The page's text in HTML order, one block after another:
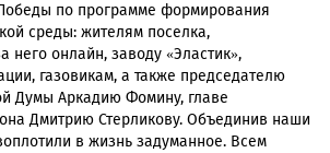
по программе формирования
среды: жителям поселка,
него онлайн, заводу «Эластик»,
газовикам, а также председателю
Думы Аркадию Фомину, главе
Дмитрию Стерликову. Объединив наши
в жизнь задуманное. Всем